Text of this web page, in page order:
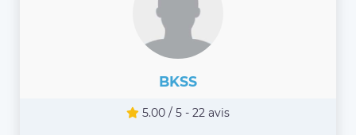
BKSS
5.00 / 5 - 22 avis